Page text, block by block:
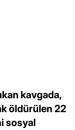
kavgada,
öldürülen 22
sosyal